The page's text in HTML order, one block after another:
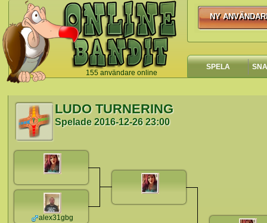
155 användare online
`
NY
NY
SPELA
LUDO TURNERING
Spelade2016-12-26 23:00
alex31gbg